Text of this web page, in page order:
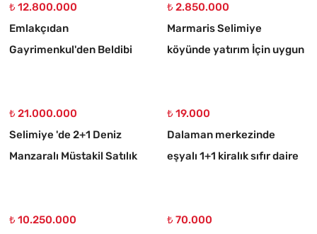
₺ 12.800.000
Emlakçıdan
Gayrimenkul'den Beldibi
₺ 2.850.000
Marmaris Selimiye
köyünde yatırım İçin uygun
₺ 21.000.000
Selimiye 'de 2+1 Deniz
Manzaralı Müstakil Satılık
₺ 19.000
Dalaman merkezinde
eşyalı 1+1 kiralık sıfır daire
₺ 10.250.000
₺ 70.000